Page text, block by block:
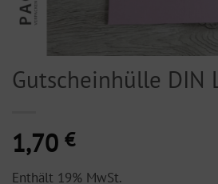
Gutscheinhülle DIN
1,70 €
Enthält 19% MwSt.